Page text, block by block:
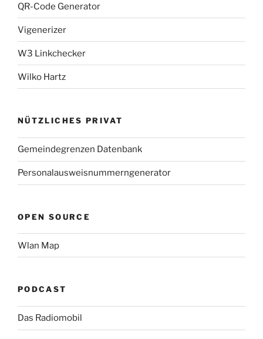
QR-Code Generator
Vigenerizer
W3 Linkchecker
Wilko Hartz
NÜTZLICHES PRIVAT
Gemeindegrenzen Datenbank
Personalausweisnummerngenerator
OPEN SOURCE
Wlan Map
PODCAST
Das Radiomobil